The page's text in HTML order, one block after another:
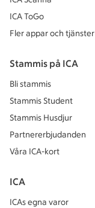
ICA ToGo
Fler appar och tjänster
Stammis på ICA
Bli stammis
Stammis Student
Stammis Husdjur
Partnererbjudanden
Våra ICA-kort
ICA
ICAs egna varor